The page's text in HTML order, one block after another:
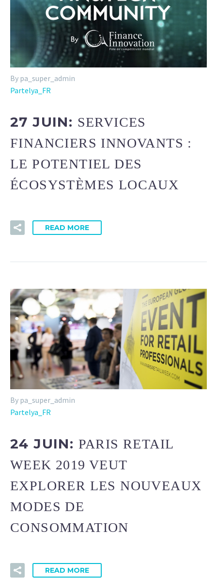
By pa_super_admin
Partelya_FR
27 JUIN: SERVICES
FINANCIERS INNOVANTS :
LE POTENTIEL DES
ÉCOSYSTÈMES LOCAUX
READ MORE
By pa_super_admin
Partelya_FR
24 JUIN: PARIS RETAIL
WEEK 2019 VEUT
EXPLORER LES NOUVEAUX
MODES DE
CONSOMMATION
READ MORE